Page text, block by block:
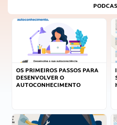
OS PRIMEIROS PASSOS PARA
DESENVOLVER O
AUTOCONHECIMENTO